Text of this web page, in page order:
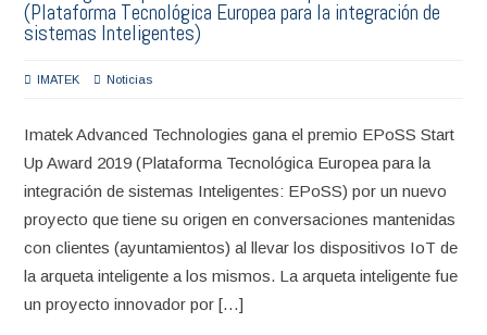
(Plataforma Tecnológica Europea para la integración de
sistemas Inteligentes)
IMATEK Noticias
Imatek Advanced Technologies gana el premio EPoSS Start
Up Award 2019 (Plataforma Tecnológica Europea para la
integración de sistemas Inteligentes: EPoSS) por un nuevo
proyecto que tiene su origen en conversaciones mantenidas
con clientes (ayuntamientos) al llevar los dispositivos IoT de
la arqueta inteligente a los mismos. La arqueta inteligente fue
un proyecto innovador por […]